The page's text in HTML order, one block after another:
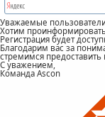
Уважаемые
Хотим
Регистрация будет
Благодарим вас за
стремимся
С уважением,
Команда Ascon